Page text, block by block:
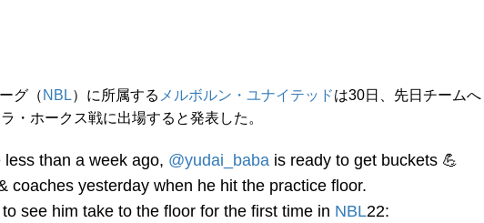
グ（ NBL）に所属する メルボルン・ユナイテッドは30日、先日チームへ
・ホークス戦に出場すると発表した。
than a week ago, @yudai_baba is ready to get buckets 💪
coaches yesterday when he hit the practice floor.
see him take to the floor for the first time in NBL22: